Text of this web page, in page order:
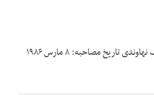
روایت‌کننده: آقای دکتر هوشنگ نهاوندی تاریخ مصاحبه: ۸ مارس ۱۹۸۶